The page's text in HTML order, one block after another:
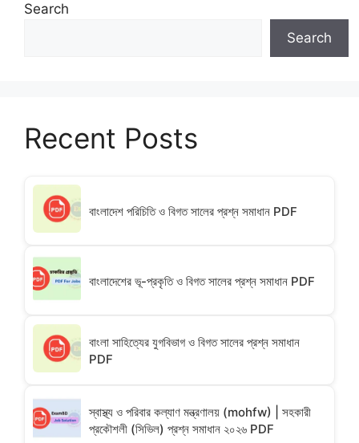
Search
Search
Recent Posts
বাংলাদেশ পরিচিতি ও বিগত সালের প্রশ্ন সমাধান PDF
বাংলাদেশের ভূ-প্রকৃতি ও বিগত সালের প্রশ্ন সমাধান PDF
বাংলা সাহিত্যের যুগবিভাগ ও বিগত সালের প্রশ্ন সমাধান
PDF
স্বাস্থ্য ও পরিবার কল্যাণ মন্ত্রণালয় (mohfw) | সহকারী
প্রকৌশলী (সিভিল) প্রশ্ন সমাধান ২০২৬ PDF